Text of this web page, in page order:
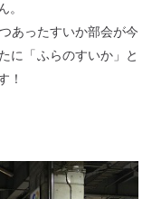
。
あったすいか部会が今
に「ふらのすいか」と
！